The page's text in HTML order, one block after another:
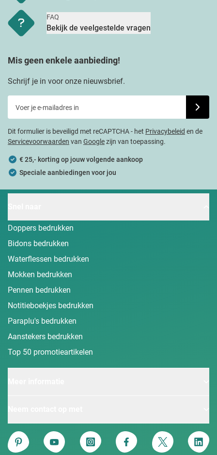
FAQ
Bekijk de veelgestelde vragen
Mis geen enkele aanbieding!
Schrijf je in voor onze nieuwsbrief.
Dit formulier is beveiligd met reCAPTCHA - het Privacybeleid en de
Servicevoorwaarden van Googlezijn van toepassing.
€ 25,- korting op jouw volgende aankoop
Speciale aanbiedingen voor jou
Doppers bedrukken
Bidons bedrukken
Waterflessen bedrukken
Mokken bedrukken
Pennen bedrukken
Notitieboekjes bedrukken
Paraplu's bedrukken
Aanstekers bedrukken
Top 50 promotieartikelen
Van Heijster
Pinterest
YouTube Instagram Facebook Twitter